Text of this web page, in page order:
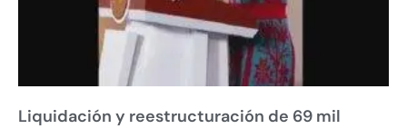
Liquidación y reestructuración de 69 mil